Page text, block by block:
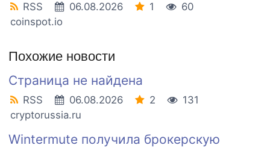
RSS 06.08.2026 1
60
coinspot.io
Похожие новости
Страница не найдена
RSS 06.08.2026 2
131
cryptorussia.ru
Wintermute получила брокерскую